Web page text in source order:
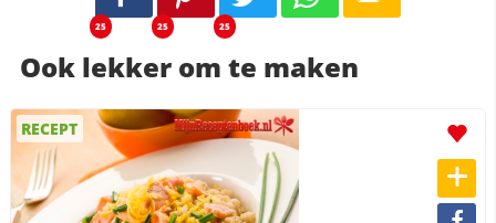
25 25 25
Ook lekker om te maken
RECEPT